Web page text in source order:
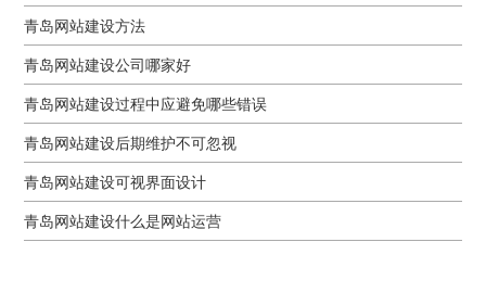
青岛网站建设方法
青岛网站建设公司哪家好
青岛网站建设过程中应避免哪些错误
青岛网站建设后期维护不可忽视
青岛网站建设可视界面设计
青岛网站建设什么是网站运营